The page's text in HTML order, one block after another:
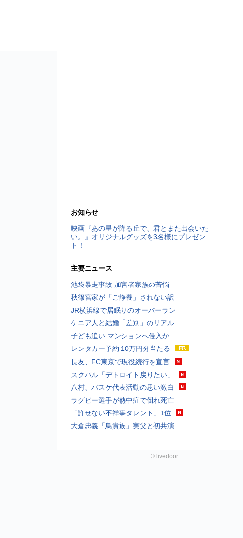
お知らせ
映画『あの星が降る丘で、君とまた出会いた
い。』オリジナルグッズを3名様にプレゼン
ト！
主要ニュース
池袋暴走事故 加害者家族の苦悩
秋篠宮家が「ご静養」されない訳
JR横浜線で居眠りのオーバーラン
ケニア人と結婚「差別」のリアル
子ども追い マンションへ侵入か
レンタカー予約 10万円分当たる
長友、FC東京で現役続行を宣言
スクバル「デトロイト戻りたい」
八村、バスケ代表活動の思い激白
ラグビー選手が熱中症で倒れ死亡
「許せない不祥事タレント」1位
大倉忠義「鳥貴族」実父と初共演
© livedoor